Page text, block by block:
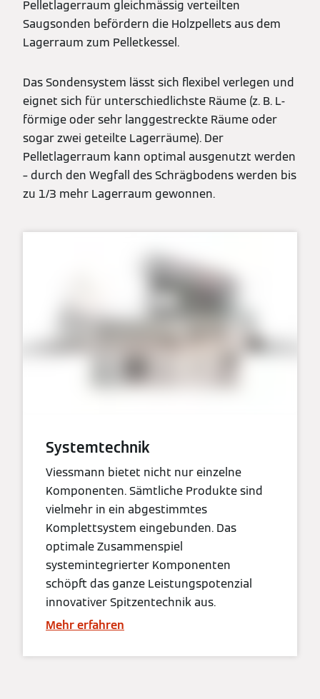
Pelletlagerraum gleichmässig verteilten
Saugsonden befördern die Holzpellets aus dem
Lagerraum zum Pelletkessel.
Das Sondensystem lässt sich flexibel verlegen und
eignet sich für unterschiedlichste Räume (z. B. L-
förmige oder sehr langgestreckte Räume oder
sogar zwei geteilte Lagerräume). Der
Pelletlagerraum kann optimal ausgenutzt werden
– durch den Wegfall des Schrägbodens werden bis
zu 1/3 mehr Lagerraum gewonnen.
Systemtechnik
Viessmann bietet nicht nur einzelne
Komponenten. Sämtliche Produkte sind
vielmehr in ein abgestimmtes
Komplettsystem eingebunden. Das
optimale Zusammenspiel
systemintegrierter Komponenten
schöpft das ganze Leistungspotenzial
innovativer Spitzentechnik aus.
Mehr erfahren